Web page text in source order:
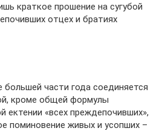
краткое прошение на сугубой
отцех и братиях
части года соединяется
кроме общей формулы
ектении «всех преждепочивших»,
поминовение живых и усопших –